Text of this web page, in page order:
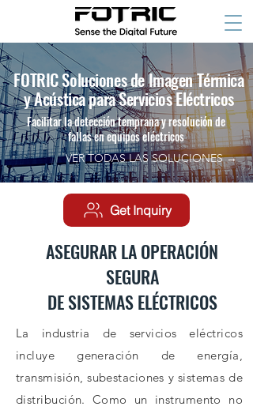
FOTRIC Soluciones de Imagen Térmica
y Acústica para Servicios Eléctricos
Facilitar la detección temprana y resolución de
fallas en equipos eléctricos
VER TODAS LAS SOLUCIONES →
Get Inquiry
ASEGURAR LA OPERACIÓN
SEGURA
DE SISTEMAS ELÉCTRICOS
La industria de servicios eléctricos
incluye generación de energía,
transmisión, subestaciones y sistemas de
distribución. Como un instrumento no